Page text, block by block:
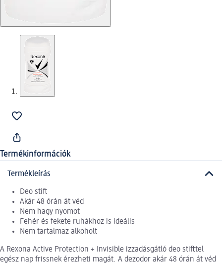
Termékinformációk
Termékleírás
Deo stift
Akár 48 órán át véd
Nem hagy nyomot
Fehér és fekete ruhákhoz is ideális
Nem tartalmaz alkoholt
A Rexona Active Protection + Invisible izzadásgátló deo stifttel
egész nap frissnek érezheti magát. A dezodor akár 48 órán át véd